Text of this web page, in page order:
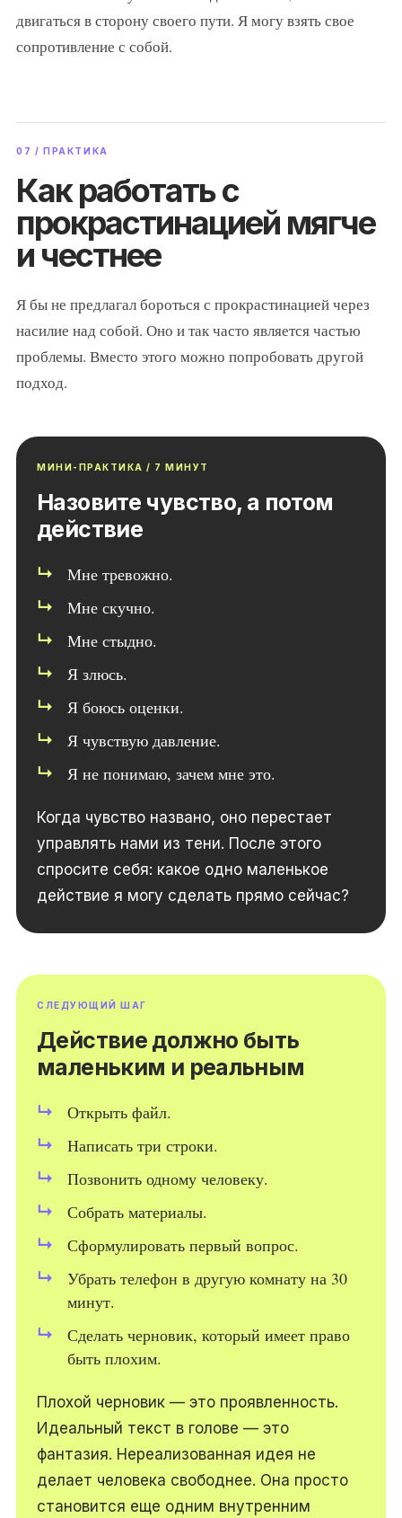
двигаться в сторону своего пути. Я могу взять свое
сопротивление с собой.
07 / ПРАКТИКА
Как работать с
прокрастинацией мягче
и честнее
Я бы не предлагал бороться с прокрастинацией через
насилие над собой. Оно и так часто является частью
проблемы. Вместо этого можно попробовать другой
подход.
МИНИ-ПРАКТИКА / 7 МИНУТ
Назовите чувство, а потом
действие
Мне тревожно.
Мне скучно.
Мне стыдно.
Я злюсь.
Я боюсь оценки.
Я чувствую давление.
Я не понимаю, зачем мне это.
Когда чувство названо, оно перестает
управлять нами из тени. После этого
спросите себя: какое одно маленькое
действие я могу сделать прямо сейчас?
СЛЕДУЮЩИЙ ШАГ
Действие должно быть
маленьким и реальным
Открыть файл.
Написать три строки.
Позвонить одному человеку.
Собрать материалы.
Сформулировать первый вопрос.
Убрать телефон в другую комнату на 30
минут.
Сделать черновик, который имеет право
быть плохим.
Плохой черновик — это проявленность.
Идеальный текст в голове — это
фантазия. Нереализованная идея не
делает человека свободнее. Она просто
становится еще одним внутренним